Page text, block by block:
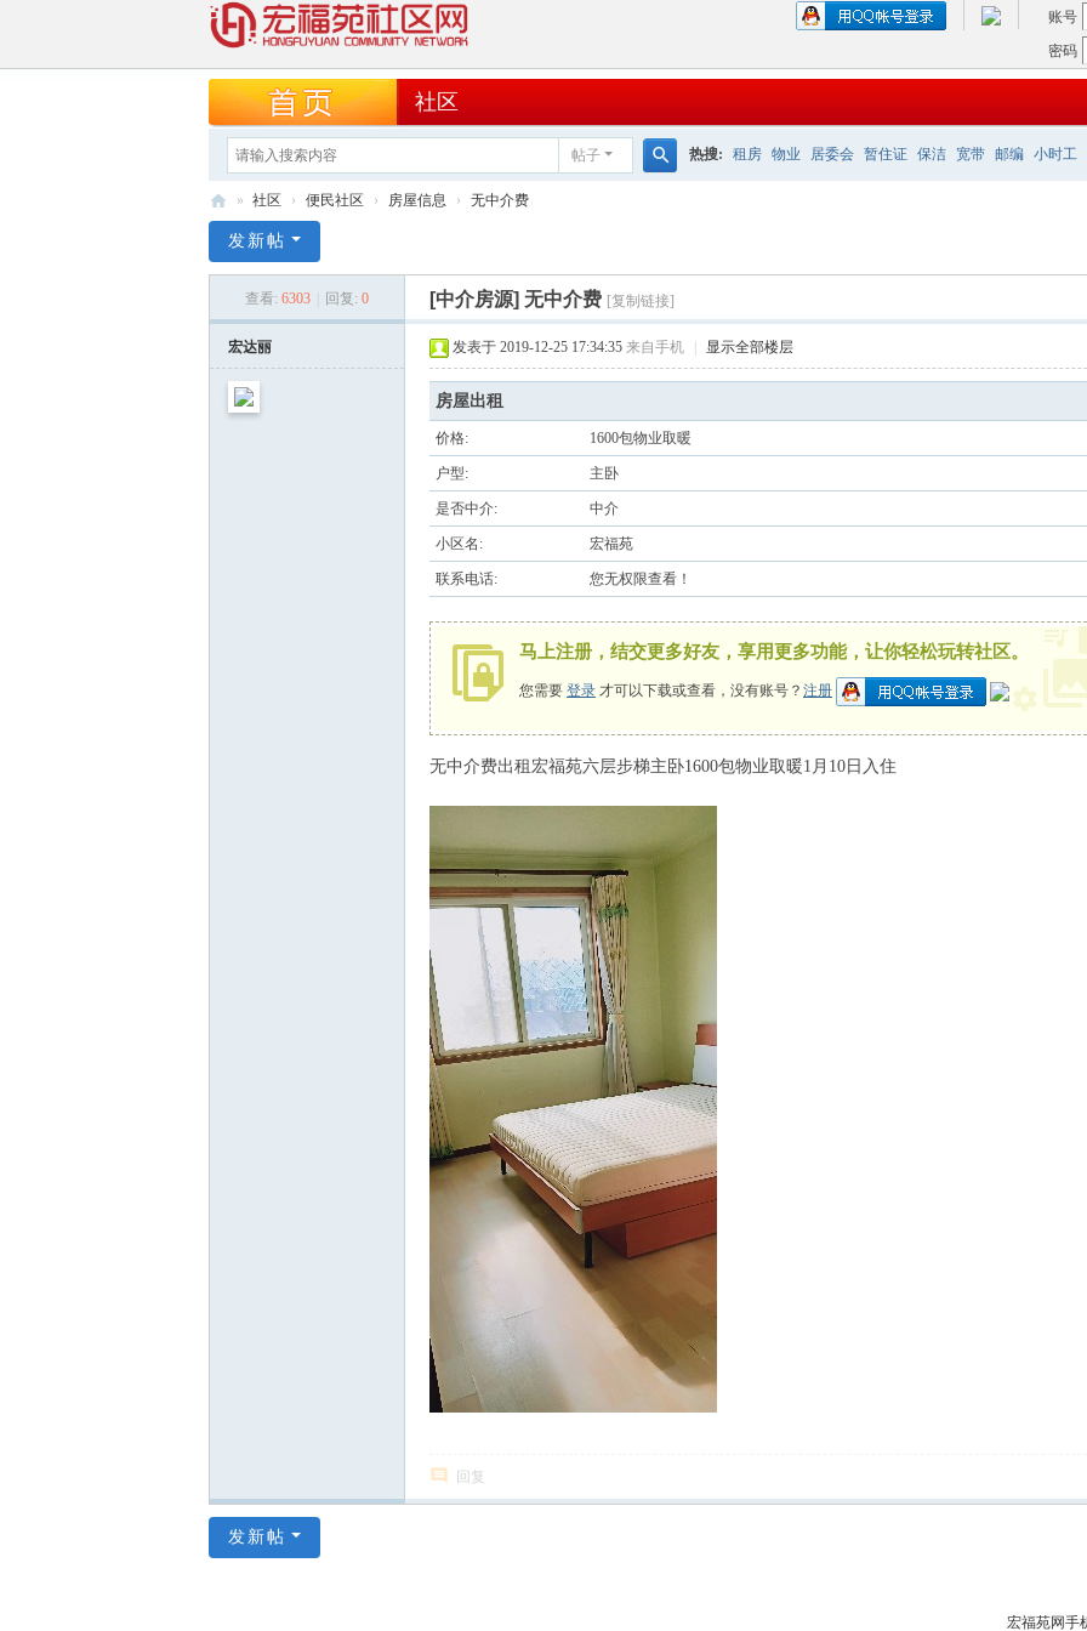
账号
密码
社区
帖子 热搜: 租房 物业 居委会 暂住证 保洁 宽带 邮编 小时工
福
» 社区 › 便民社区 › 房屋信息 › 无中介费
发新帖
查看: 6303 回复: 0 [中介房源] 无中介费 [复制链接]
宏达丽 发表于 2019-12-25 17:34:35 来自手机 显示全部楼层
房屋出租
价格: 1600包物业取暖
户型: 主卧
是否中介: 中介
小区名: 宏福苑
联系电话: 您无权限查看！
马上注册，结交更多好友，享用更多功能，让你轻松玩转社区。
您需要 登录 才可以下载或查看，没有账号？ 注册
无中介费出租宏福苑六层步梯主卧1600包物业取暖1月10日入住
回复
发新帖
宏福苑网手